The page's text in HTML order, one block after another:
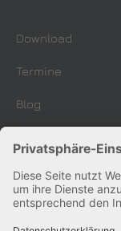
Download
Termine
Blog
Impressum
AGB